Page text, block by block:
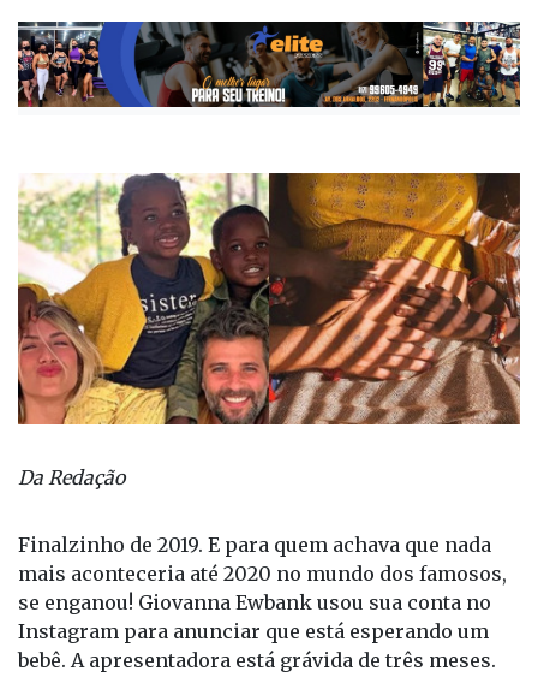
Da Redação
Finalzinho de 2019. E para quem achava que nada
mais aconteceria até 2020 no mundo dos famosos,
se enganou! Giovanna Ewbank usou sua conta no
Instagram para anunciar que está esperando um
bebê. A apresentadora está grávida de três meses.